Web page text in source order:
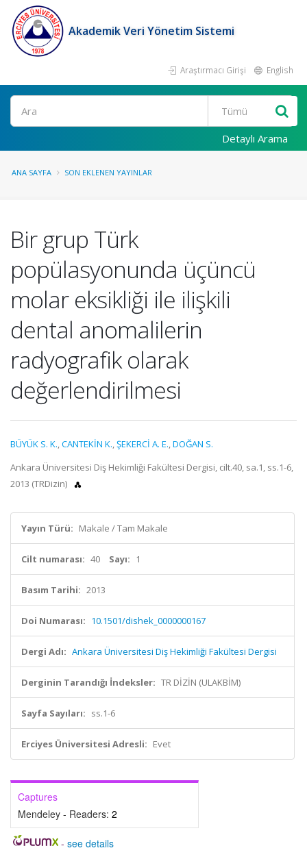
Akademik Veri Yönetim Sistemi
Araştırmacı Girişi English
Ara
Detaylı Arama
ANA SAYFA SON EKLENEN YAYINLAR
Bir grup Türk
popülasyonunda üçüncü
molar eksikliği ile ilişkili
dental anomalilerin
radyografik olarak
değerlendirilmesi
BÜYÜK S. K.,CANTEKİN K.,ŞEKERCİ A. E.,DOĞAN S.
Ankara Üniversitesi Diş Hekimliği Fakültesi Dergisi, cilt.40, sa.1, ss.1-6,
2013 (TRDizin)
Yayın Türü: Makale / Tam Makale
Cilt numarası: 40 Sayı: 1
Basım Tarihi: 2013
Doi Numarası: 10.1501/dishek_0000000167
Dergi Adı: Ankara Üniversitesi Diş Hekimliği Fakültesi Dergisi
Derginin Tarandığı İndeksler: TR DİZİN (ULAKBİM)
Sayfa Sayıları: ss.1-6
Erciyes Üniversitesi Adresli: Evet
Captures
Mendeley - Readers: 2
- see details